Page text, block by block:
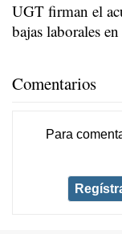
UGT firman el
bajas laborales
Comentarios
Para